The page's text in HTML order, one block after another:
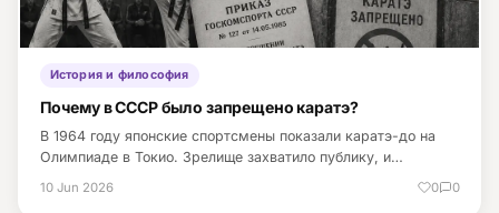
Терминология
Техника и ката
Травмы
Тренировочный процесс
История и философия
Почему в СССР было запрещено каратэ?
В 1964 году японские спортсмены показали каратэ-до на
Олимпиаде в Токио. Зрелище захватило публику, и…
10 Jun 2026 0 0